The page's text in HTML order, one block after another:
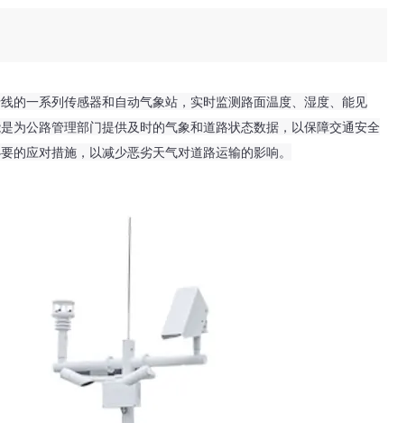
的一系列传感器和自动气象站，实时监测路面温度、湿度、能见
为公路管理部门提供及时的气象和道路状态数据，以保障交通安全
应对措施，以减少恶劣天气对道路运输的影响。